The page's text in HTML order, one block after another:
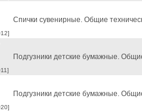
Спички сувенирные. Общие
Подгузники детские бумажные.
Подгузники детские бумажные.